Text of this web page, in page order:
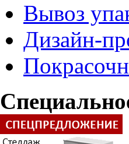
Вывоз
Дизайн-